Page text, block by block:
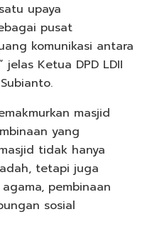
upaya
pusat
komunikasi antara
Ketua DPD LDII
masjid
yang
tidak hanya
tetapi juga
pembinaan
sosial